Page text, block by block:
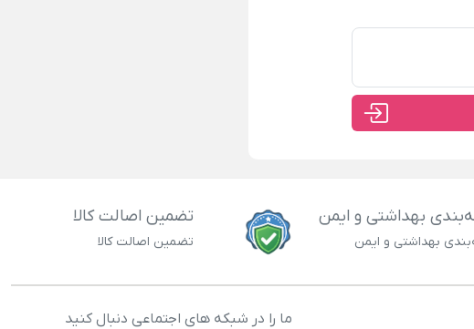
بهداشتی و ایمن
بهداشتی و ایمن
تضمین اصالت کالا
تضمین اصالت کالا
ما را در شبکه های اجتماعی دنبال کنید